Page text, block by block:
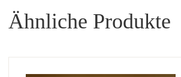
Ähnliche Produkte